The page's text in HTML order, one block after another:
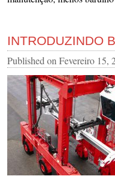
INTRODUZINDO
Published on Fevereiro 15,